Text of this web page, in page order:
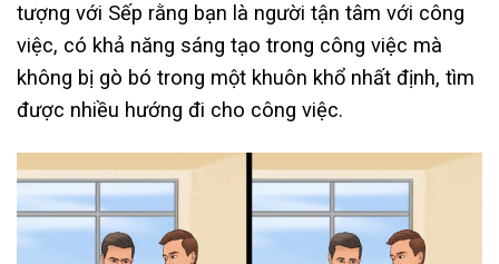
tượng với Sếp rằng bạn là người tận tâm với công
việc, có khả năng sáng tạo trong công việc mà
không bị gò bó trong một khuôn khổ nhất định, tìm
được nhiều hướng đi cho công việc.